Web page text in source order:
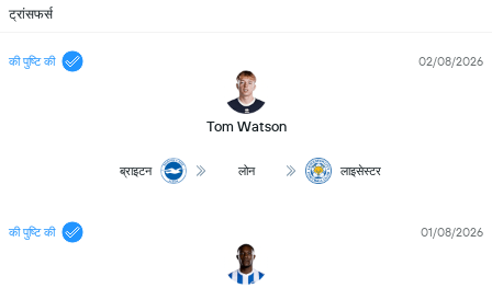
ट्रांसफर्स
की पुष्टि की
Tom Watson
02/08/2026
ब्राइटन लोन लाइसेस्टर
की पुष्टि की 01/08/2026